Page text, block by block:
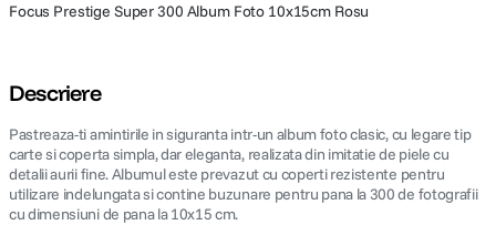
Focus Prestige Super 300 Album Foto 10x15cm Rosu
Descriere
Pastreaza-ti amintirile in siguranta intr-un album foto clasic, cu legare tip
carte si coperta simpla, dar eleganta, realizata din imitatie de piele cu
detalii aurii fine. Albumul este prevazut cu coperti rezistente pentru
utilizare indelungata si contine buzunare pentru pana la 300 de fotografii
cu dimensiuni de pana la 10x15 cm.